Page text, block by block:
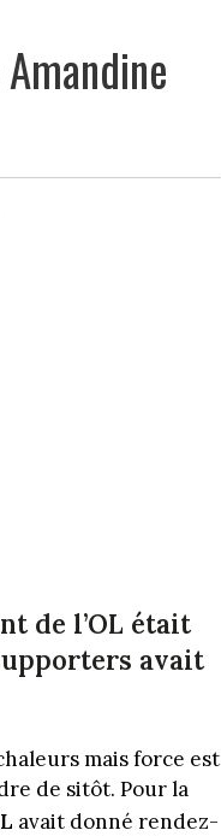
de l’OL était
avait
mais force est
de sitôt. Pour la
avait donné rendez-